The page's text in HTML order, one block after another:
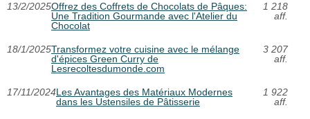
13/2/2025Offrez des Coffrets de Chocolats de Pâques:
Une Tradition Gourmande avec l'Atelier du
Chocolat
1 218
aff.
18/1/2025Transformez votre cuisine avec le mélange
d'épices Green Curry de
Lesrecoltesdumonde.com
3 207
aff.
17/11/2024Les Avantages des Matériaux Modernes
dans les Ustensiles de Pâtisserie
1 922
aff.